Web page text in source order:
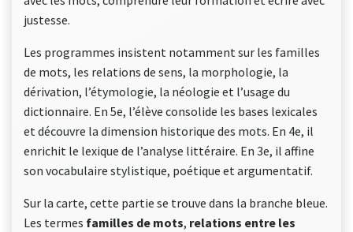
justesse.
Les programmes insistent notamment sur les familles
de mots, les relations de sens, la morphologie, la
dérivation, l’étymologie, la néologie et l’usage du
dictionnaire. En 5e, l’élève consolide les bases lexicales
et découvre la dimension historique des mots. En 4e, il
enrichit le lexique de l’analyse littéraire. En 3e, il affine
son vocabulaire stylistique, poétique et argumentatif.
Sur la carte, cette partie se trouve dans la branche bleue.
Les termes familles de mots, relations entre les